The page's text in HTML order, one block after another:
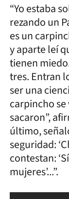
“Yo estaba
rezando un
es un
y aparte leí
tienen
tres. Entran
ser una
carpincho se
sacaron”,
último,
seguridad:
contestan:
mujeres’...”.